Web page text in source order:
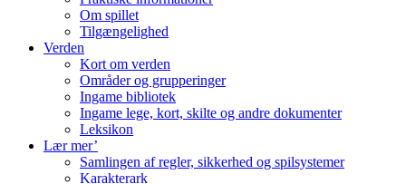
Om spillet
Tilgængelighed
Verden
Kort om verden
Områder og grupperinger
Ingame bibliotek
Ingame lege, kort, skilte og andre dokumenter
Leksikon
Lær mer’
Samlingen af regler, sikkerhed og spilsystemer
Karakterark